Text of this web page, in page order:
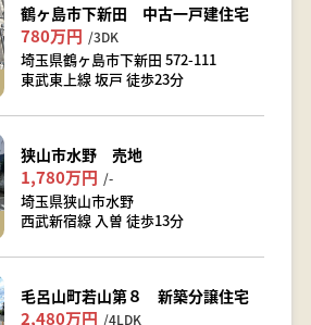
鶴ヶ島市下新田 中古一戸建住宅
780万円 /3DK
埼玉県鶴ヶ島市下新田 572-111
東武東上線 坂戸 徒歩23分
狭山市水野 売地
1,780万円 /-
埼玉県狭山市水野
西武新宿線 入曽 徒歩13分
毛呂山町若山第８ 新築分譲住宅
2,480万円 /4LDK